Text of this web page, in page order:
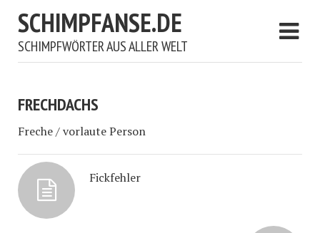
SCHIMPFANSE.DE
SCHIMPFWÖRTER AUS ALLER WELT
FRECHDACHS
Freche / vorlaute Person
Fickfehler